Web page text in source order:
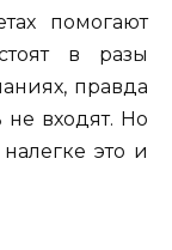
помогают
в разы
правда
не входят. Но
это и